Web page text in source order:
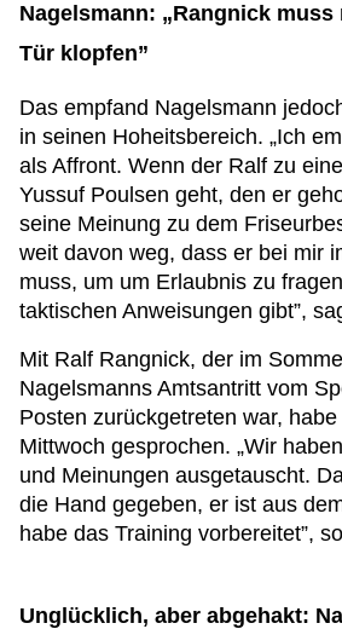
Nagelsmann: „Rangnick
Tür klopfen”
Das empfand Nagelsmann
in seinen Hoheitsbereich. „Ich
als Affront. Wenn der Ralf zu
Yussuf Poulsen geht, den er
seine Meinung zu dem
weit davon weg, dass er bei mir
muss, um um Erlaubnis zu
taktischen Anweisungen gibt”,
Mit Ralf Rangnick, der im
Nagelsmanns Amtsantritt vom
Posten zurückgetreten war,
Mittwoch gesprochen. „Wir
und Meinungen ausgetauscht.
die Hand gegeben, er ist aus
habe das Training vorbereitet”,
Unglücklich, aber abgehakt: